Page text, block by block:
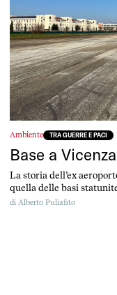
Ambiente TRA GUERRE E PACI
Base a Vicenza
La storia dell’ex
quella delle basi
del Parco della pace
di Alberto Puliafito